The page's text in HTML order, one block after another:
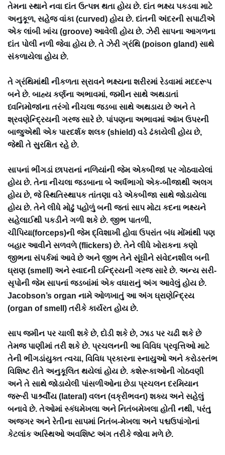
તેમના સ્થાને નવા દાંત ઉત્પન્ન થતા હોય છે. દાંત ભક્ષ્ય પકડવા માટે
અનુકૂળ, સહેજ વાંકા (curved) હોય છે. દાંતની અંદરની સપાટીએ
એક લાંબી ખાંચ (groove) આવેલી હોય છે. ઝેરી સાપના આગળના
દાંત પોલી નળી જેવા હોય છે. તે ઝેરી ગ્રંથિ (poison gland) સાથે
સંકળાયેલા હોય છે.
તે ગ્રંથિમાંથી નીકળતા સ્રાવને ભક્ષ્યના શરીરમાં રેડવામાં મદદરૂપ
બને છે. બાહ્ય કર્ણના અભાવમાં, જમીન સાથે અથડાતાં
ધ્વનિમોજાંના તરંગો નીચલા જડબા સાથે અથડાય છે અને તે
શ્રવણેન્દ્રિયની ગરજ સારે છે. પાંપણના અભાવમાં આંખ ઉપરની
બાજુએથી એક પારદર્શક શલક (shield) વડે ઢંકાયેલી હોય છે,
જેથી તે સુરક્ષિત રહે છે.
સાપનાં ભીંગડાં છાપરાનાં નળિયાંની જેમ એકબીજાં પર ગોઠવાયેલાં
હોય છે. તેના નીચલા જડબાના બે અર્ધભાગો એક-બીજાથી અલગ
હોય છે, જે સ્થિતિસ્થાપક તાંતણા વડે એકબીજા સાથે જોડાયેલા
હોય છે. તેને લીધે મોઢું પહોળું બની જતાં સાપ મોટા કદના ભક્ષ્યને
સહેલાઈથી પકડીને ગળી શકે છે. જીભ પાતળી,
ચીપિયા(forceps)ની જેમ દ્વિશાખી હોવા ઉપરાંત બંધ મોંમાંથી પણ
બહાર આવીને સળવળે (flickers) છે. તેને લીધે ખોરાકના કણો
જીભના સંપર્કમાં આવે છે અને જીભ તેને સૂંઘીને સંવેદનશીલ બની
ઘ્રાણ (smell) અને સ્વાદની ઇન્દ્રિયની ગરજ સારે છે. અન્ય સરી-
સૃપોની જેમ સાપનાં જડબાંમાં એક વધારાનું અંગ આવેલું હોય છે.
Jacobson’s organ નામે ઓળખાતું આ અંગ ઘ્રાણેન્દ્રિય
(organ of smell) તરીકે કાર્યરત હોય છે.
સાપ જમીન પર ચાલી શકે છે, દોડી શકે છે, ઝાડ પર ચઢી શકે છે
તેમજ પાણીમાં તરી શકે છે. પ્રચલનની આ વિવિધ પ્રવૃત્તિઓ માટે
તેની ભીંગડાંયુક્ત ત્વચા, વિવિધ પ્રકારના સ્નાયુઓ અને કરોડસ્તંભ
વિશિષ્ટ રીતે અનુકૂલિત થયેલાં હોય છે. કશેરૂકાઓની ગોઠવણી
અને તે સાથે જોડાયેલી પાંસળીઓના છેડા પ્રચલન દરમિયાન
જરૂરી પાર્શ્ર્વીય (lateral) વલન (વક્રીભવન) શક્ય અને સહેલું
બનાવે છે. તેઓમાં સ્કંધમેખલા અને નિતંબમેખલા હોતી નથી, પરંતુ
અજગર અને રેતીના સાપમાં નિતંબ-મેખલા અને પશ્ચઉપાંગોનાં
કેટલાંક અસ્થિઓ અવશિષ્ટ અંગ તરીકે જોવા મળે છે.